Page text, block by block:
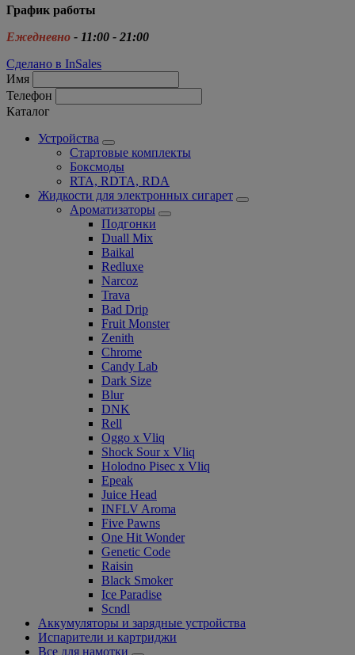
График работы
Ежедневно - 11:00 - 21:00
Сделано в InSales
Имя
Телефон
Каталог
Устройства
Стартовые комплекты
Боксмоды
RTA, RDTA, RDA
Жидкости для электронных сигарет
Ароматизаторы
Подгонки
Duall Mix
Baikal
Redluxe
Narcoz
Trava
Bad Drip
Fruit Monster
Zenith
Chrome
Candy Lab
Dark Size
Blur
DNK
Rell
Oggo x Vliq
Shock Sour x Vliq
Holodno Pisec x Vliq
Epeak
Juice Head
INFLV Aroma
Five Pawns
One Hit Wonder
Genetic Code
Raisin
Black Smoker
Ice Paradise
Scndl
Аккумуляторы и зарядные устройства
Испарители и картриджи
Все для намотки